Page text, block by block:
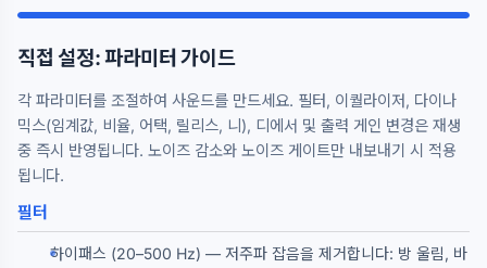
직접 설정: 파라미터 가이드
각 파라미터를 조절하여 사운드를 만드세요. 필터, 이퀄라이저, 다이나
믹스(임계값, 비율, 어택, 릴리스, 니), 디에서 및 출력 게인 변경은 재생
중 즉시 반영됩니다. 노이즈 감소와 노이즈 게이트만 내보내기 시 적용
됩니다.
필터
하이패스 (20–500 Hz) — 저주파 잡음을 제거합니다: 방 울림, 바